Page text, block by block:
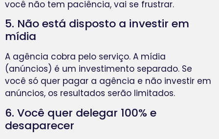
você não tem paciência, vai se frustrar.
5. Não está disposto a investir em
mídia
A agência cobra pelo serviço. A mídia
(anúncios) é um investimento separado. Se
você só quer pagar a agência e não investir em
anúncios, os resultados serão limitados.
6. Você quer delegar 100% e
desaparecer